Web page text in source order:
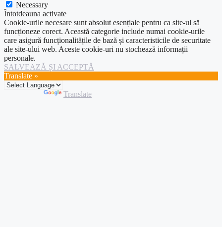
Necessary
Întotdeauna activate
Cookie-urile necesare sunt absolut esențiale pentru ca site-ul să
funcționeze corect. Această categorie include numai cookie-urile
care asigură funcționalitățile de bază și caracteristicile de securitate
ale site-ului web. Aceste cookie-uri nu stochează informații
personale.
SALVEAZĂ ȘI ACCEPTĂ
Translate »
Translate